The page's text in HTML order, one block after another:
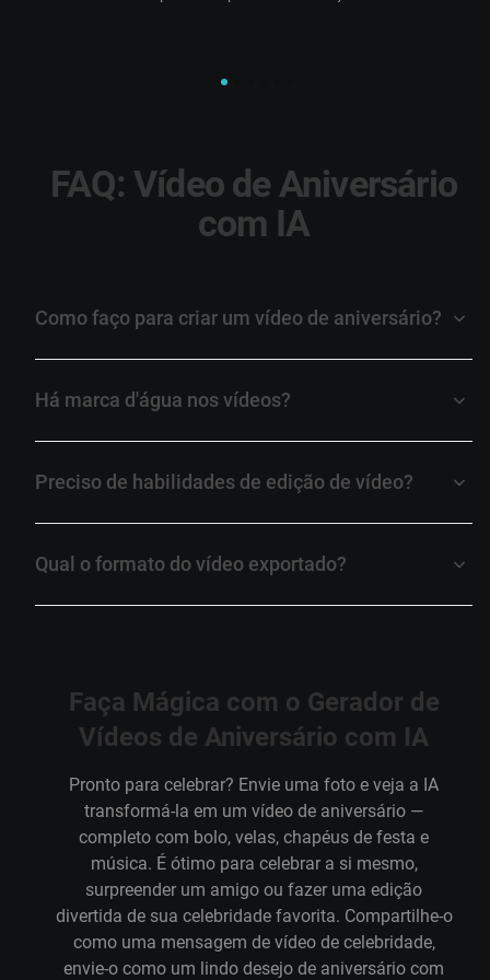
FAQ: Vídeo de Aniversário
com IA
Como faço para criar um vídeo de aniversário?
Há marca d'água nos vídeos?
Preciso de habilidades de edição de vídeo?
Qual o formato do vídeo exportado?
Faça Mágica com o Gerador de
Vídeos de Aniversário com IA
Pronto para celebrar? Envie uma foto e veja a IA
transformá-la em um vídeo de aniversário —
completo com bolo, velas, chapéus de festa e
música. É ótimo para celebrar a si mesmo,
surpreender um amigo ou fazer uma edição
divertida de sua celebridade favorita. Compartilhe-o
como uma mensagem de vídeo de celebridade,
envie-o como um lindo desejo de aniversário com